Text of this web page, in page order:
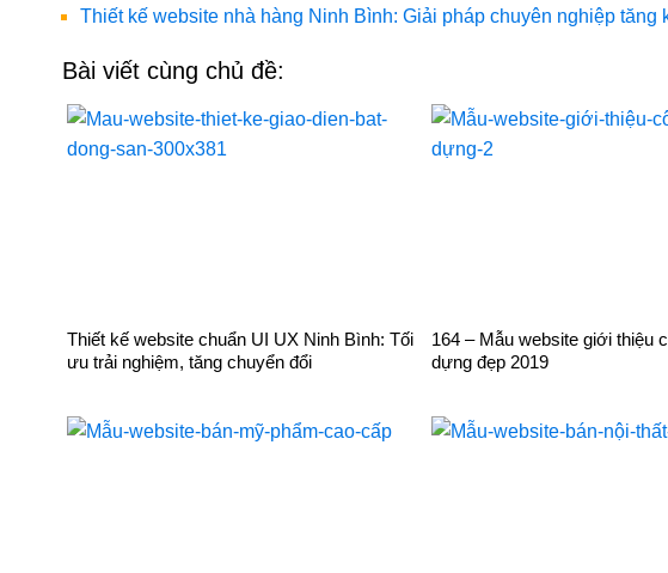
Thiết kế website nhà hàng Ninh Bình: Giải pháp chuyên nghiệp tăng
Bài viết cùng chủ đề:
Thiết kế website chuẩn UI UX Ninh Bình: Tối
ưu trải nghiệm, tăng chuyển đổi
164 – Mẫu website giới thiệu
dựng đẹp 2019